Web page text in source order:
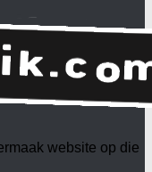
website op die